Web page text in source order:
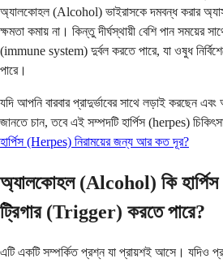
অ্যালকোহল (Alcohol) ভাইরাসকে দমবন্ধ করার
ক্ষমতা কমায় না। কিন্তু দীর্ঘস্থায়ী বেশি পান সময়ের
(immune system) দুর্বল করতে পারে, যা ওষুধ
পারে।
যদি আপনি বারবার প্রাদুর্ভাবের সাথে লড়াই করছেন
জানতে চান, তবে এই সম্পদটি হার্পিস (herpes)
হার্পিস (Herpes) নিরাময়ের জন্য আর কত দূর?
অ্যালকোহল (Alcohol) কি হার্পিস
ট্রিগার (Trigger) করতে পারে?
এটি একটি সম্পর্কিত প্রশ্ন যা প্রায়শই আসে। যদিও